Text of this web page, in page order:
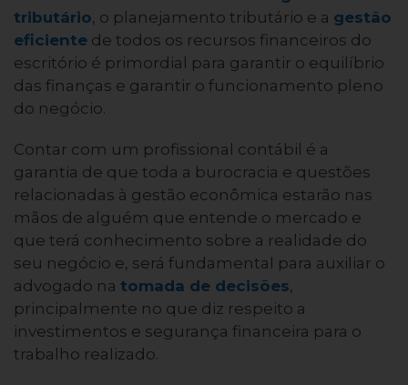
tributário, o planejamento tributário e a gestão
eficiente de todos os recursos financeiros do
escritório é primordial para garantir o equilíbrio
das finanças e garantir o funcionamento pleno
do negócio.
Contar com um profissional contábil é a
garantia de que toda a burocracia e questões
relacionadas à gestão econômica estarão nas
mãos de alguém que entende o mercado e
que terá conhecimento sobre a realidade do
seu negócio e, será fundamental para auxiliar o
advogado na tomada de decisões,
principalmente no que diz respeito a
investimentos e segurança financeira para o
trabalho realizado.